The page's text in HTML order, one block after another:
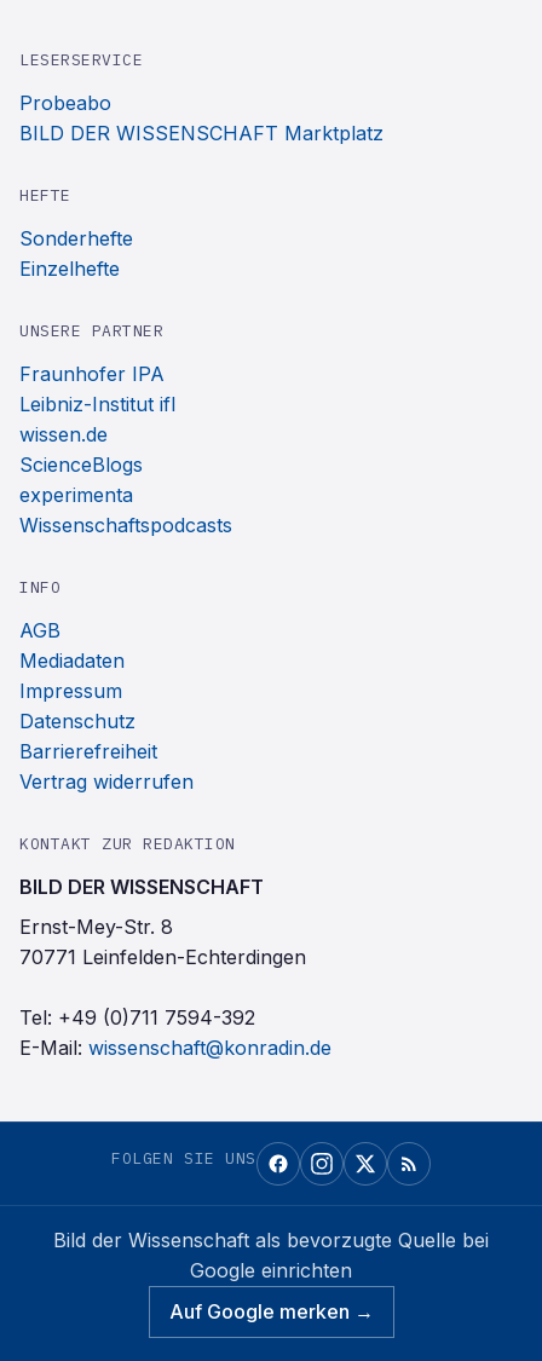
LESERSERVICE
Probeabo
BILD DER WISSENSCHAFT Marktplatz
HEFTE
Sonderhefte
Einzelhefte
UNSERE PARTNER
Fraunhofer IPA
Leibniz-Institut ifl
wissen.de
ScienceBlogs
experimenta
Wissenschaftspodcasts
INFO
AGB
Mediadaten
Impressum
Datenschutz
Barrierefreiheit
Vertrag widerrufen
KONTAKT ZUR REDAKTION
BILD DER WISSENSCHAFT
Ernst-Mey-Str. 8
70771 Leinfelden-Echterdingen
Tel: +49 (0)711 7594-392
E-Mail: wissenschaft@konradin.de
FOLGEN SIE UNS
Bild der Wissenschaft als bevorzugte Quelle bei
Google einrichten
Auf Google merken →